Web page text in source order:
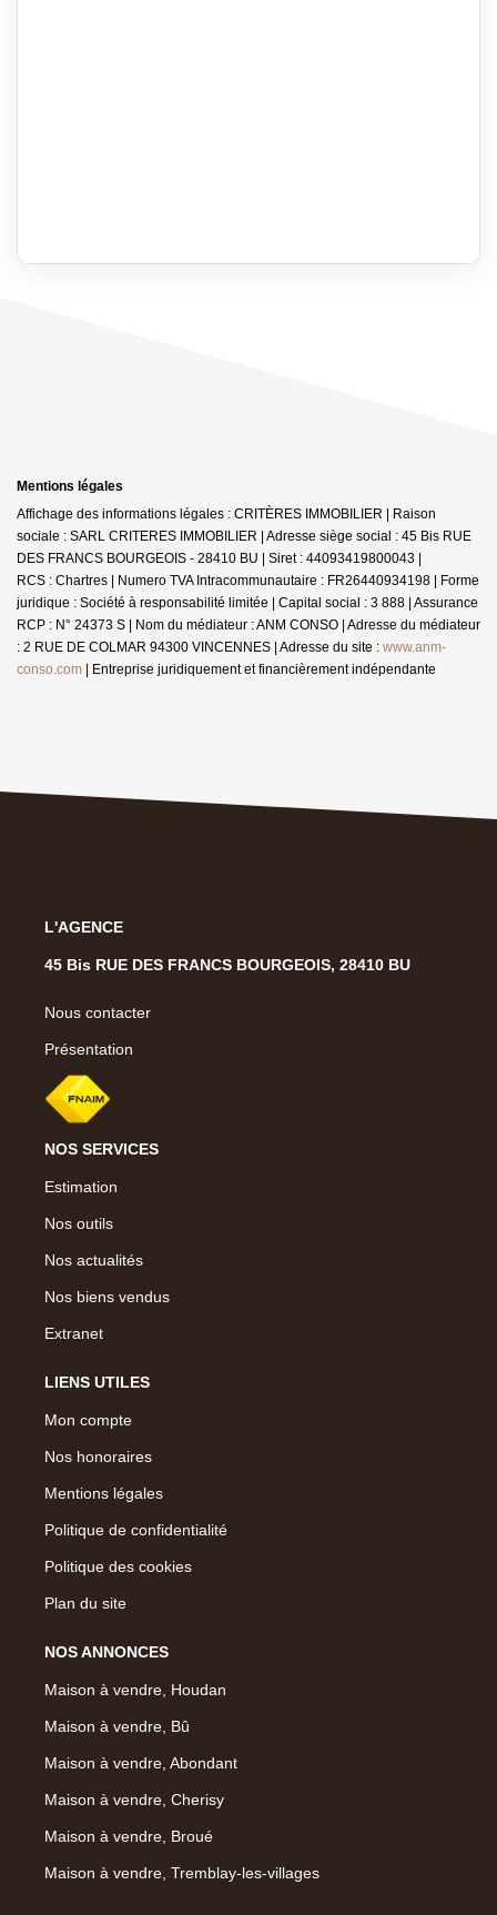
Mentions légales
Affichage des informations légales : CRITÈRES IMMOBILIER | Raison
sociale : SARL CRITERES IMMOBILIER | Adresse siège social : 45 Bis RUE
DES FRANCS BOURGEOIS - 28410 BU | Siret : 44093419800043 |
RCS : Chartres | Numero TVA Intracommunautaire : FR26440934198 | Forme
juridique : Société à responsabilité limitée | Capital social : 3 888 | Assurance
RCP : N° 24373 S | Nom du médiateur : ANM CONSO | Adresse du médiateur
: 2 RUE DE COLMAR 94300 VINCENNES | Adresse du site : www.anm-
conso.com | Entreprise juridiquement et financièrement indépendante
L'AGENCE
45 Bis RUE DES FRANCS BOURGEOIS, 28410 BU
Nous contacter
Présentation
NOS SERVICES
Estimation
Nos outils
Nos actualités
Nos biens vendus
Extranet
LIENS UTILES
Mon compte
Nos honoraires
Mentions légales
Politique de confidentialité
Politique des cookies
Plan du site
NOS ANNONCES
Maison à vendre, Houdan
Maison à vendre, Bû
Maison à vendre, Abondant
Maison à vendre, Cherisy
Maison à vendre, Broué
Maison à vendre, Tremblay-les-villages